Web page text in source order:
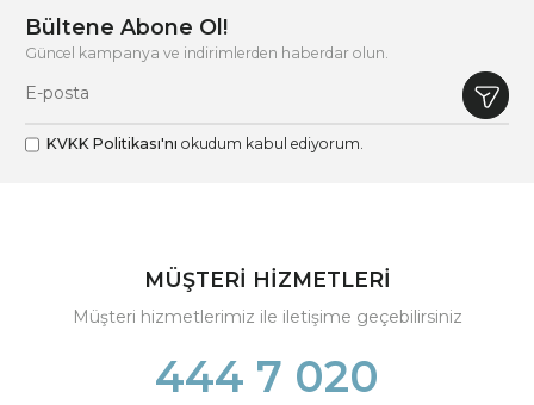
Bültene Abone Ol!
Güncel kampanya ve indirimlerden haberdar olun.
KVKK Politikası'nı okudum kabul ediyorum.
MÜŞTERİ HİZMETLERİ
Müşteri hizmetlerimiz ile iletişime geçebilirsiniz
444 7 020